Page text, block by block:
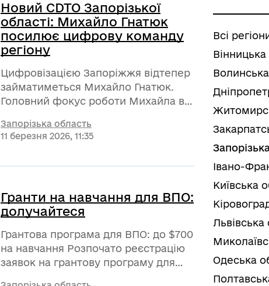
Новий CDTO Запорізької
області: Михайло Гнатюк
посилює цифрову команду
регіону
Цифровізацією Запоріжжя відтепер
займатиметься Михайло Гнатюк.
Головний фокус роботи Михайла в
поєднання інноваційних рішень із
високими стандартами
модернізація державного
управління, розвиток цифрової
створення єдиної логістичної
екосистеми області. Особливий
акцент у роботі буде зроблено на
кіберстійкості та цифровій інклюзії.
Запорізька область
11 березня 2026, 11:35
Гранти на навчання для ВПО:
долучайтеся
Грантова програма для ВПО: до $700
на навчання Розпочато реєстрацію
заявок на грантову програму для
Всі
Івано-
Київська
Львівська
Одеська